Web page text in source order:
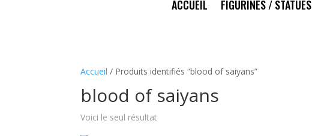
ACCUEIL FIGURINES / STATUES
Accueil / Produits identifiés “blood of saiyans”
blood of saiyans
Voici le seul résultat